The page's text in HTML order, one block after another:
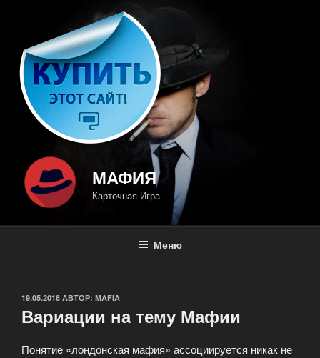
содержимому
МАФИЯ
Карточная Игра
Меню
ОПУБЛИКОВАНО
19.05.2018 АВТОР: MAFIA
Вариации на тему Мафии
Понятие «лондонская мафия» ассоциируется никак не